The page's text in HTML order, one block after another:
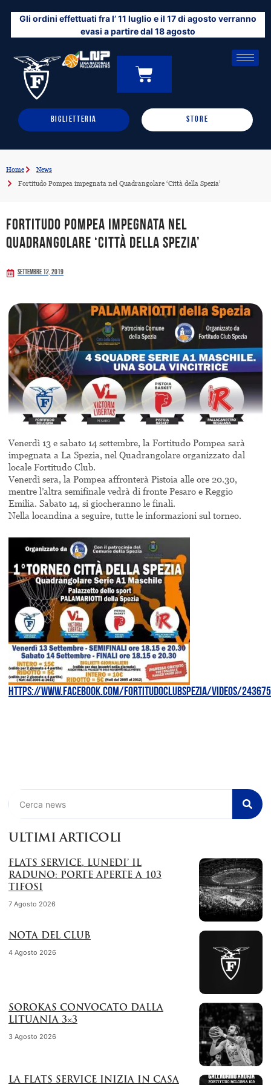
contenuto
Gli ordini effettuati fra l’ 11 luglio e il 17 di agosto verranno
evasi a partire dal 18 agosto
0
CARRELLO
BIGLIETTERIA STORE
Home
News
Fortitudo Pompea impegnata nel Quadrangolare ‘Città della Spezia’
Fortitudo Pompea impegnata nel
Quadrangolare ‘Città della Spezia’
Settembre 12, 2019
Venerdì 13 e sabato 14 settembre, la Fortitudo Pompea sarà
impegnata a La Spezia, nel Quadrangolare organizzato dal
locale Fortitudo Club.
Venerdì sera, la Pompea affronterà Pistoia alle ore 20.30,
mentre l’altra semifinale vedrà di fronte Pesaro e Reggio
Emilia. Sabato 14, si giocheranno le finali.
Nella locandina a seguire, tutte le informazioni sul torneo.
https://www.facebook.com/fortitudoclubspezia/videos/
ULTIMI ARTICOLI
FLATS SERVICE, LUNEDI’ IL
RADUNO: PORTE APERTE A 103
TIFOSI
7 Agosto 2026
NOTA DEL CLUB
4 Agosto 2026
SOROKAS CONVOCATO DALLA
LITUANIA 3×3
3 Agosto 2026
LA FLATS SERVICE INIZIA IN CASA